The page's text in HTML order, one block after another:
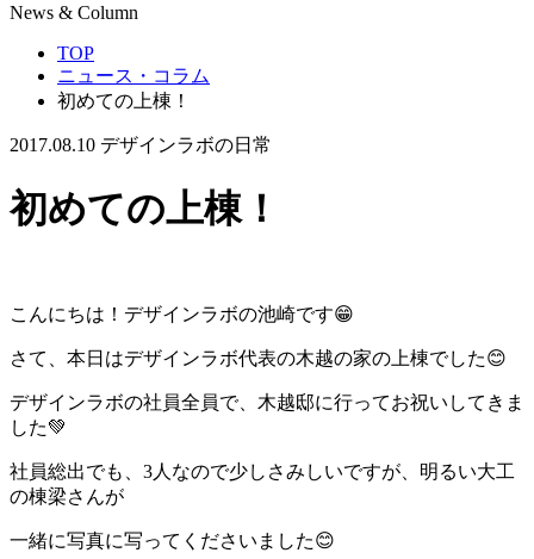
News & Column
TOP
ニュース・コラム
初めての上棟！
2017.08.10 デザインラボの日常
初めての上棟！
こんにちは！デザインラボの池崎です😁
さて、本日はデザインラボ代表の木越の家の上棟でした😊
デザインラボの社員全員で、木越邸に行ってお祝いしてきま
した💚
社員総出でも、3人なので少しさみしいですが、明るい大工
の棟梁さんが
一緒に写真に写ってくださいました😊